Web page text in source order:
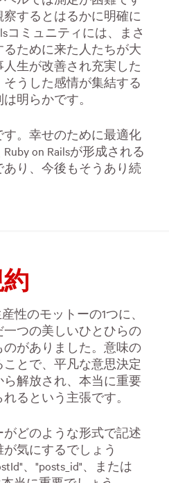
するとはるかに明確に
コミュニティには、まさ
ために来た人たちが大
生が改善され充実した
うした感情が集結する
明らかです。
。幸せのために最適化
on Railsが形成される
り、今後もそうあり続
性のモットーの1つに、
一つの美しいひとひらの
がありました。意味の
とで、平凡な意思決定
解放され、本当に重要
るという主張です。
どのような形式で記述
気にするでしょう
、"posts_id"、または